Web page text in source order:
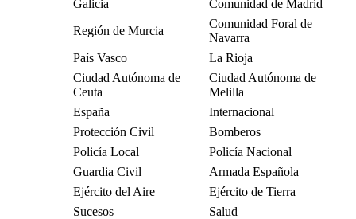
Galicia
Comunidad de Madrid
Región de Murcia
Comunidad Foral de
Navarra
País Vasco
La Rioja
Ciudad Autónoma de
Ceuta
Ciudad Autónoma de
Melilla
España
Internacional
Protección Civil
Bomberos
Policía Local
Policía Nacional
Guardia Civil
Armada Española
Ejército del Aire
Ejército de Tierra
Sucesos
Salud